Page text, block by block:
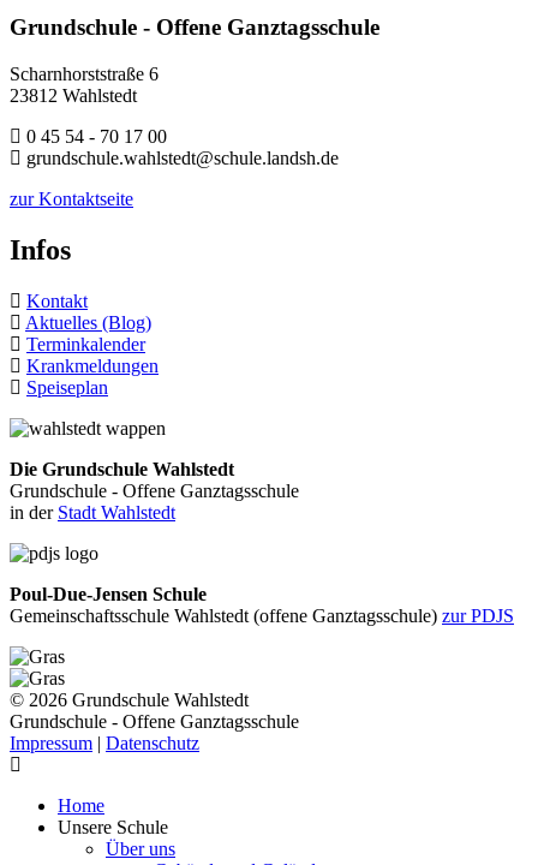
Grundschule - Offene Ganztagsschule
Scharnhorststraße 6
23812 Wahlstedt
0 45 54 - 70 17 00
grundschule.wahlstedt@schule.landsh.de
zur Kontaktseite
Infos
Kontakt
Aktuelles (Blog)
Terminkalender
Krankmeldungen
Speiseplan
Die Grundschule Wahlstedt
Grundschule - Offene Ganztagsschule
in der Stadt Wahlstedt
Poul-Due-Jensen Schule
Gemeinschaftsschule Wahlstedt (offene Ganztagsschule) zur PDJS
© 2026 Grundschule Wahlstedt
Grundschule - Offene Ganztagsschule
Impressum | Datenschutz
Home
Unsere Schule
Über uns